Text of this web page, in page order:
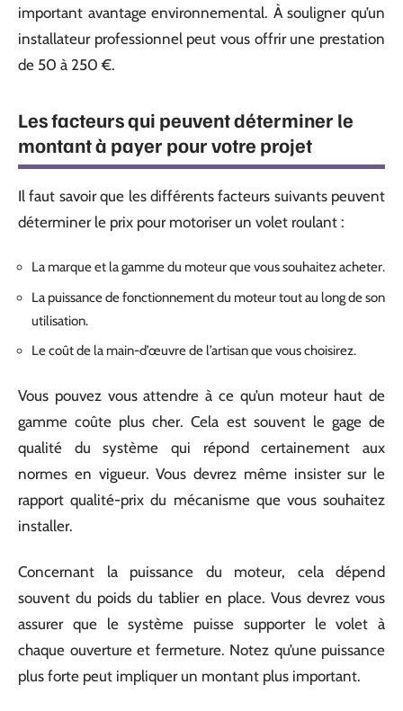
important avantage environnemental. À souligner qu’un
installateur professionnel peut vous offrir une prestation
de 50 à 250 €.
Les facteurs qui peuvent déterminer le
montant à payer pour votre projet
Il faut savoir que les différents facteurs suivants peuvent
déterminer le prix pour motoriser un volet roulant :
La marque et la gamme du moteur que vous souhaitez acheter.
La puissance de fonctionnement du moteur tout au long de son
utilisation.
Le coût de la main-d’œuvre de l’artisan que vous choisirez.
Vous pouvez vous attendre à ce qu’un moteur haut de
gamme coûte plus cher. Cela est souvent le gage de
qualité du système qui répond certainement aux
normes en vigueur. Vous devrez même insister sur le
rapport qualité-prix du mécanisme que vous souhaitez
installer.
Concernant la puissance du moteur, cela dépend
souvent du poids du tablier en place. Vous devrez vous
assurer que le système puisse supporter le volet à
chaque ouverture et fermeture. Notez qu’une puissance
plus forte peut impliquer un montant plus important.